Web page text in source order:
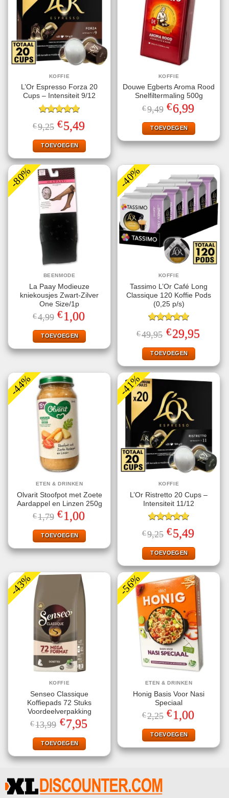
KOFFIE
L’Or Espresso Forza 20
Cups – Intensiteit 9/12
Gewaardeerd
5.00uit 5
€9,25 Oorspronkelijke
prijs
was:
€9,25.
€5,49
is:
€5,49.
TOEVOEGEN
KOFFIE
Douwe Egberts Aroma Rood
Snelfiltermaling 500g
€9,49 Oorspronkelijke
prijs
was:
€9,49.
€6,99
is:
€6,99.
TOEVOEGEN
-80%
BEENMODE
La Paay Modieuze
kniekousjes Zwart-Zilver
One Size/1p
€4,99 Oorspronkelijke
prijs
was:
€4,99.
€1,00
is:
€1,00.
TOEVOEGEN
-40%
KOFFIE
Tassimo L’Or Café Long
Classique 120 Koffie Pods
(0,25 p/s)
Gewaardeerd
5.00uit 5
€49,95 Oorspronkelijke
prijs
was:
€49,95.
€29,95prijs
TOEVOEGEN
-44%
ETEN & DRINKEN
Olvarit Stoofpot met Zoete
Aardappel en Linzen 250g
€1,79 Oorspronkelijke
prijs
was:
€1,79.
€1,00
is:
€1,00.
TOEVOEGEN
-41%
KOFFIE
L’Or Ristretto 20 Cups –
Intensiteit 11/12
Gewaardeerd
5.00uit 5
€9,25 Oorspronkelijke
prijs
was:
€9,25.
€5,49
is:
€5,49.
TOEVOEGEN
-43%
KOFFIE
Senseo Classique
Koffiepads 72 Stuks
Voordeelverpakking
€13,99 Oorspronkelijke
prijs
was:
€13,99.
€7,95prijs
TOEVOEGEN
-56%
ETEN & DRINKEN
Honig Basis Voor Nasi
Speciaal
€2,25 Oorspronkelijke
prijs
was:
€2,25.
€1,00
is:
€1,00.
TOEVOEGEN